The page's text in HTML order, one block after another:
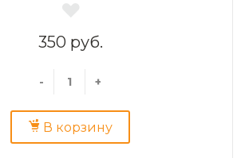
350 руб.
- +
В корзину